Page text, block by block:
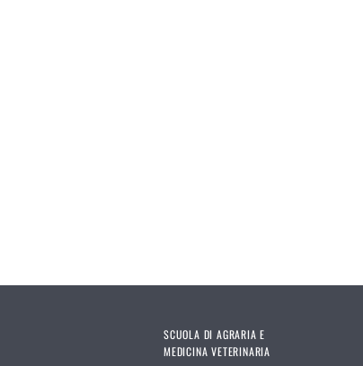
SCUOLA DI AGRARIA E
MEDICINA VETERINARIA